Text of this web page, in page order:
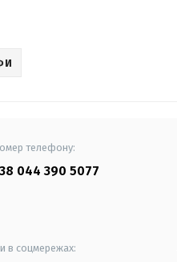
телефону:
044 390 5077
в соцмережах: